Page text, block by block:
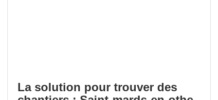
La solution pour trouver des